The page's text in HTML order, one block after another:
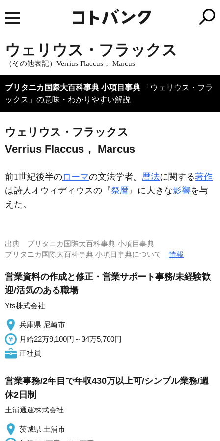
ウェリウス・フラックス
（その他表記）Verrius Flaccus， Marcus
ブリタニカ国際大百科事典 小項目事典 「ウェリウス・フラ
ックス」の意味・わかりやすい解説
ウェリウス・フラックス
Verrius Flaccus， Marcus
前1世紀後半のローマの文法学者。 暦法に関する著作
は詩人オウィディウスの『祭暦』に大きな影響を与
えた。
出典 ブリタニカ国際大百科事典 小項目事典
ブリタニカ国際大百科事典 小項目事典について情報
営業資料の作成と修正・営業サポート事務/未経験歓
迎/活気のある職場
Yts株式会社
兵庫県 尼崎市
月給22万9,100円～34万5,700円
正社員
営業事務/2年目で年収430万以上可/シンプル業務/週
休2日制
土浦通運株式会社
茨城県 土浦市